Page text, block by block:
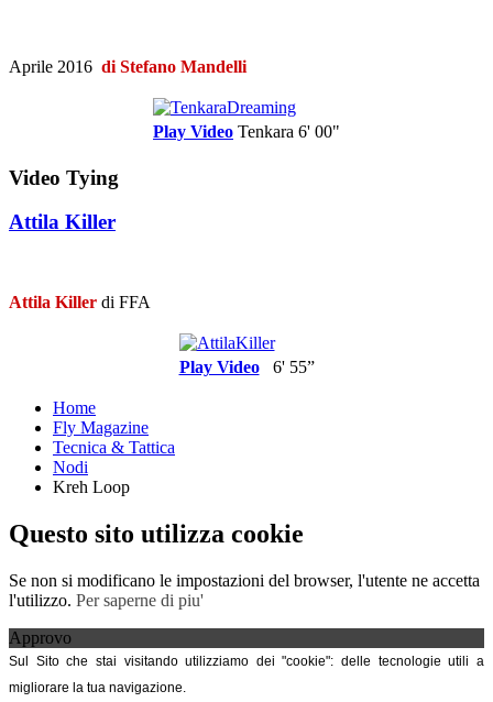
Aprile 2016 di Stefano Mandelli
Play Video Tenkara 6' 00"
Video Tying
Attila Killer
Attila Killer di FFA
Play Video 6' 55”
Home
Fly Magazine
Tecnica & Tattica
Nodi
Kreh Loop
Questo sito utilizza cookie
Se non si modificano le impostazioni del browser, l'utente ne accetta
l'utilizzo. Per saperne di piu'
Approvo
Sul Sito che stai visitando utilizziamo dei "cookie": delle tecnologie utili a
migliorare la tua navigazione.